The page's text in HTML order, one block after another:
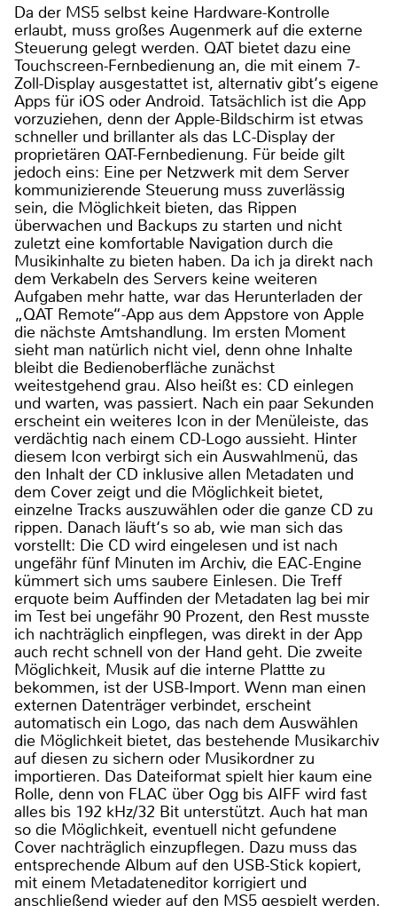
Da der MS5 selbst keine Hardware-Kontrolle
erlaubt, muss großes Augenmerk auf die externe
Steuerung gelegt werden. QAT bietet dazu eine
Touchscreen-Fernbedienung an, die mit einem 7-
Zoll-Display ausgestattet ist, alternativ gibt‘s eigene
Apps für iOS oder Android. Tatsächlich ist die App
vorzuziehen, denn der Apple-Bildschirm ist etwas
schneller und brillanter als das LC-Display der
proprietären QAT-Fernbedienung. Für beide gilt
jedoch eins: Eine per Netzwerk mit dem Server
kommunizierende Steuerung muss zuverlässig
sein, die Möglichkeit bieten, das Rippen
überwachen und Backups zu starten und nicht
zuletzt eine komfortable Navigation durch die
Musikinhalte zu bieten haben. Da ich ja direkt nach
dem Verkabeln des Servers keine weiteren
Aufgaben mehr hatte, war das Herunterladen der
„QAT Remote“-App aus dem Appstore von Apple
die nächste Amtshandlung. Im ersten Moment
sieht man natürlich nicht viel, denn ohne Inhalte
bleibt die Bedienoberfläche zunächst
weitestgehend grau. Also heißt es: CD einlegen
und warten, was passiert. Nach ein paar Sekunden
erscheint ein weiteres Icon in der Menüleiste, das
verdächtig nach einem CD-Logo aussieht. Hinter
diesem Icon verbirgt sich ein Auswahlmenü, das
den Inhalt der CD inklusive allen Metadaten und
dem Cover zeigt und die Möglichkeit bietet,
einzelne Tracks auszuwählen oder die ganze CD zu
rippen. Danach läuft‘s so ab, wie man sich das
vorstellt: Die CD wird eingelesen und ist nach
ungefähr fünf Minuten im Archiv, die EAC-Engine
kümmert sich ums saubere Einlesen. Die Treff
erquote beim Auffinden der Metadaten lag bei mir
im Test bei ungefähr 90 Prozent, den Rest musste
ich nachträglich einpflegen, was direkt in der App
auch recht schnell von der Hand geht. Die zweite
Möglichkeit, Musik auf die interne Plattte zu
bekommen, ist der USB-Import. Wenn man einen
externen Datenträger verbindet, erscheint
automatisch ein Logo, das nach dem Auswählen
die Möglichkeit bietet, das bestehende Musikarchiv
auf diesen zu sichern oder Musikordner zu
importieren. Das Dateiformat spielt hier kaum eine
Rolle, denn von FLAC über Ogg bis AIFF wird fast
alles bis 192 kHz/32 Bit unterstützt. Auch hat man
so die Möglichkeit, eventuell nicht gefundene
Cover nachträglich einzupflegen. Dazu muss das
entsprechende Album auf den USB-Stick kopiert,
mit einem Metadateneditor korrigiert und
anschließend wieder auf den MS5 gespielt werden.